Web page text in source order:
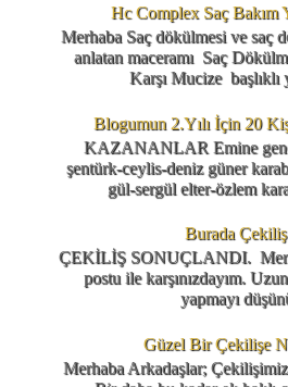
Hc Complex Saç Bakım
Merhaba Saç dökülmesi ve saç
anlatan maceramı Saç
Karşı Mucize başlıklı
Blogumun 2.Yılı İçin 20
KAZANANLAR Emine
şentürk-ceylis-deniz güner
gül-sergül elter-özlem
Burada
ÇEKİLİŞ SONUÇLANDI.
postu ile karşınızdayım.
yapmayı
Güzel Bir Çekilişe
Merhaba Arkadaşlar;